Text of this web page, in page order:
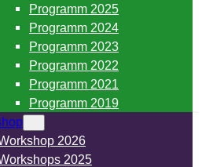
Programm 2025
Programm 2024
Programm 2023
Programm 2022
Programm 2021
Programm 2019
2026
2025